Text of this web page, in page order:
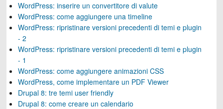
WordPress: inserire un convertitore di valute
WordPress: come aggiungere una timeline
WordPress: ripristinare versioni precedenti di temi e plugin
- 2
WordPress: ripristinare versioni precedenti di temi e plugin
- 1
WordPress: come aggiungere animazioni CSS
WordPress, come implementare un PDF Viewer
Drupal 8: tre temi user friendly
Drupal 8: come creare un calendario